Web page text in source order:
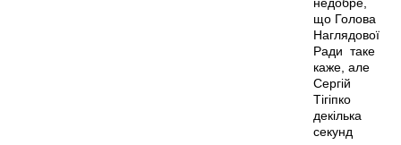
що Голова
Наглядової
Ради таке
каже, але
Сергій
Тігіпко
декілька
секунд